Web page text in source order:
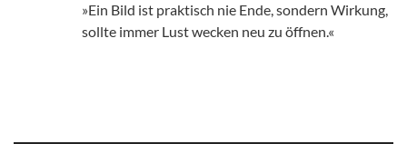
»Ein Bild ist praktisch nie Ende, sondern Wirkung,
sollte immer Lust wecken neu zu öffnen.«